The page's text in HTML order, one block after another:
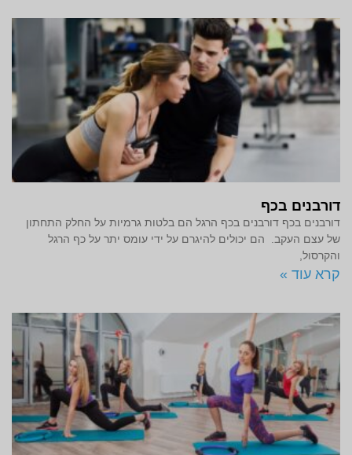
דורבנים בכף
דורבנים בכף דורבנים בכף הרגל הם בלטות גרמיות על החלק התחתון
של עצם העקב. הם יכולים להיגרם על ידי עומס יתר על כף הרגל
והקרסול,
קרא עוד »